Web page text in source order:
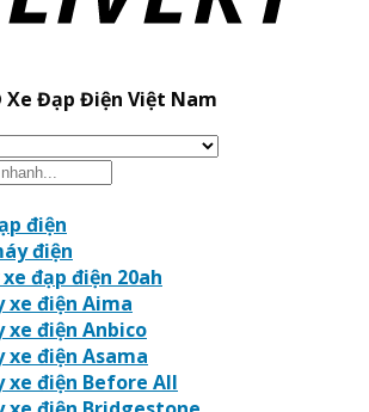
Xe Đạp Điện Việt Nam
điện
điện
đạp điện 20ah
xe điện Aima
xe điện Anbico
xe điện Asama
xe điện Before All